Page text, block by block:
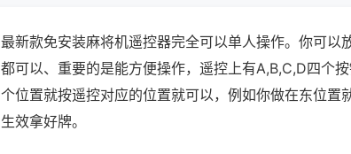
最新款免安装麻将机遥控器完全可以单人操作。你可以
都可以、重要的是能方便操作，遥控上有A,B,C,D四个
个位置就按遥控对应的位置就可以，例如你做在东位置
生效拿好牌。